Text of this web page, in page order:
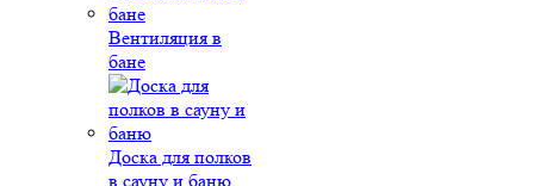
Вентиляция в
бане
Доска для полков
в сауну и баню